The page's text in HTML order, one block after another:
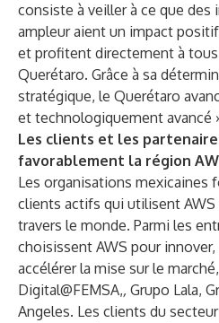
consiste à veiller à ce que
ampleur aient un impact
et profitent directement à
Querétaro. Grâce à sa
stratégique, le Querétaro
et technologiquement avancé
Les clients et les
favorablement la région
Les organisations mexicaines
clients actifs qui utilisent AWS
travers le monde. Parmi les
choisissent AWS pour
accélérer la mise sur le
Digital@FEMSA,, Grupo Lala,
Angeles. Les clients du